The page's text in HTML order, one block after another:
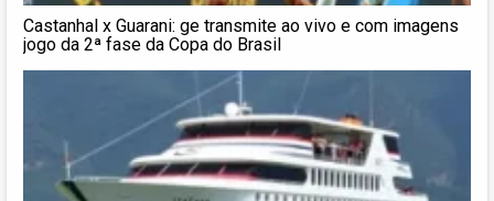
Castanhal x Guarani: ge transmite ao vivo e com imagens
jogo da 2ª fase da Copa do Brasil